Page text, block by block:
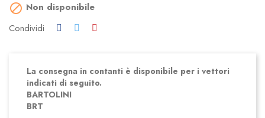
 Non disponibile
Condividi
La consegna in contanti è disponibile per i vettori
indicati di seguito.
BARTOLINI
BRT